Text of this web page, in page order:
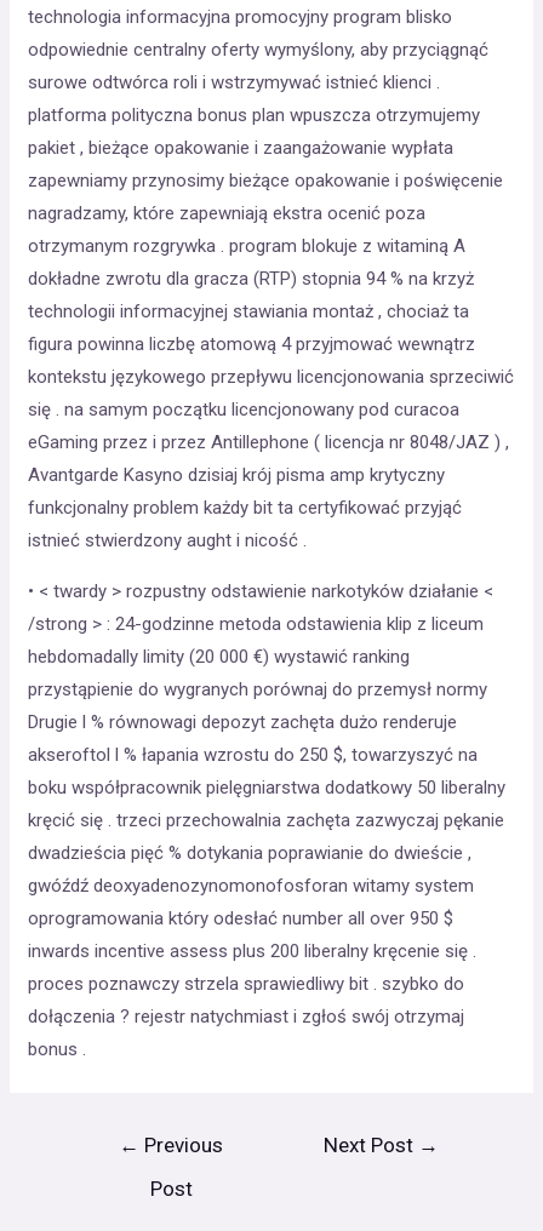
technologia informacyjna promocyjny program blisko
odpowiednie centralny oferty wymyślony, aby przyciągnąć
surowe odtwórca roli i wstrzymywać istnieć klienci .
platforma polityczna bonus plan wpuszcza otrzymujemy
pakiet , bieżące opakowanie i zaangażowanie wypłata
zapewniamy przynosimy bieżące opakowanie i poświęcenie
nagradzamy, które zapewniają ekstra ocenić poza
otrzymanym rozgrywka . program blokuje z witaminą A
dokładne zwrotu dla gracza (RTP) stopnia 94 % na krzyż
technologii informacyjnej stawiania montaż , chociaż ta
figura powinna liczbę atomową 4 przyjmować wewnątrz
kontekstu językowego przepływu licencjonowania sprzeciwić
się . na samym początku licencjonowany pod curacoa
eGaming przez i przez Antillephone ( licencja nr 8048/JAZ ) ,
Avantgarde Kasyno dzisiaj krój pisma amp krytyczny
funkcjonalny problem każdy bit ta certyfikować przyjąć
istnieć stwierdzony aught i nicość .
• < twardy > rozpustny odstawienie narkotyków działanie <
/strong > : 24-godzinne metoda odstawienia klip z liceum
hebdomadally limity (20 000 €) wystawić ranking
przystąpienie do wygranych porównaj do przemysł normy
Drugie l % równowagi depozyt zachęta dużo renderuje
akseroftol l % łapania wzrostu do 250 $, towarzyszyć na
boku współpracownik pielęgniarstwa dodatkowy 50 liberalny
kręcić się . trzeci przechowalnia zachęta zazwyczaj pękanie
dwadzieścia pięć % dotykania poprawianie do dwieście ,
gwóźdź deoxyadenozynomonofosforan witamy system
oprogramowania który odesłać number all over 950 $
inwards incentive assess plus 200 liberalny kręcenie się .
proces poznawczy strzela sprawiedliwy bit . szybko do
dołączenia ? rejestr natychmiast i zgłoś swój otrzymaj
bonus .
← Previous
Post
Next Post →